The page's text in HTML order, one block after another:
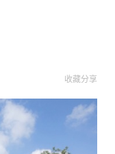
收藏分享